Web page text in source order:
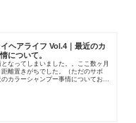
ヘアライフ Vol.4｜最近のカ
について。
なってしまいました。。ここ数ヶ月
離置きがちでした。（ただのサボ
カラーシャンプー事情についてお話